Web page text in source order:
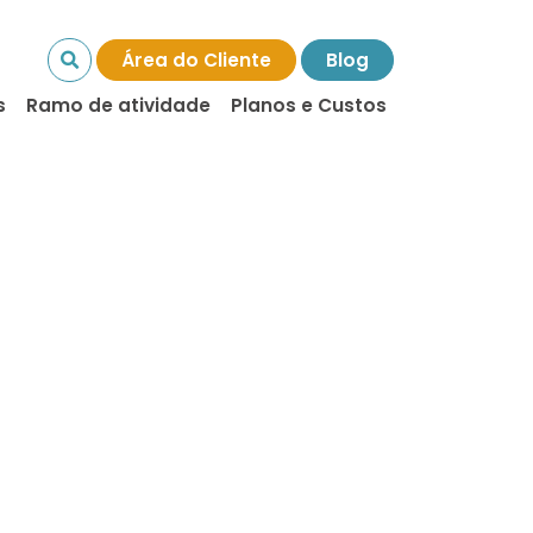
Área do Cliente
Blog
Ramo de atividade Planos e Custos